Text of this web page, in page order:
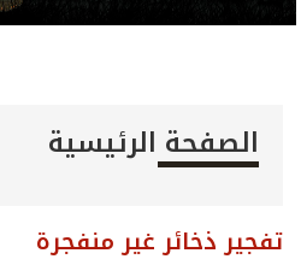
الصفحة الرئيسية
تفجير ذخائر غير منفجرة